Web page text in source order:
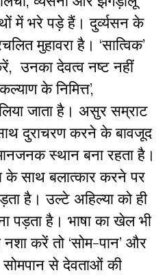
में भरे पड़े हैं। दुर्व्यसन के
मुहावरा है। ‘सात्विक’
उनका देवत्व नष्ट नहीं
के निमित्त’,
लिया जाता है। असुर सम्राट
दुराचरण करने के बावजूद
स्थान बना रहता है।
के साथ बलात्कार करने पर
है। उल्टे अहिल्या को ही
पड़ता है। भाषा का खेल भी
करें तो ‘सोम-पान’ और
से देवताओं की